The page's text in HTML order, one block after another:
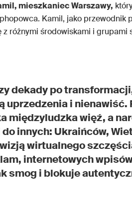
mieszkaniec Warszawy,
Kamil, jako przewodnik
różnymi środowiskami i grupami
dekady po
i nienawiść.
międzyludzka więź, a
innych: Ukraińców,
wirtualnego
internetowych
smog i blokuje